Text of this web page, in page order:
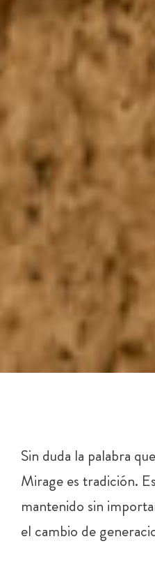
Sin duda la palabra
Mirage es tradición.
mantenido sin
el cambio de